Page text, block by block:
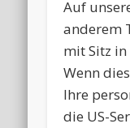
Auf
anderem
mit Sitz in
Wenn
Ihre
die US-